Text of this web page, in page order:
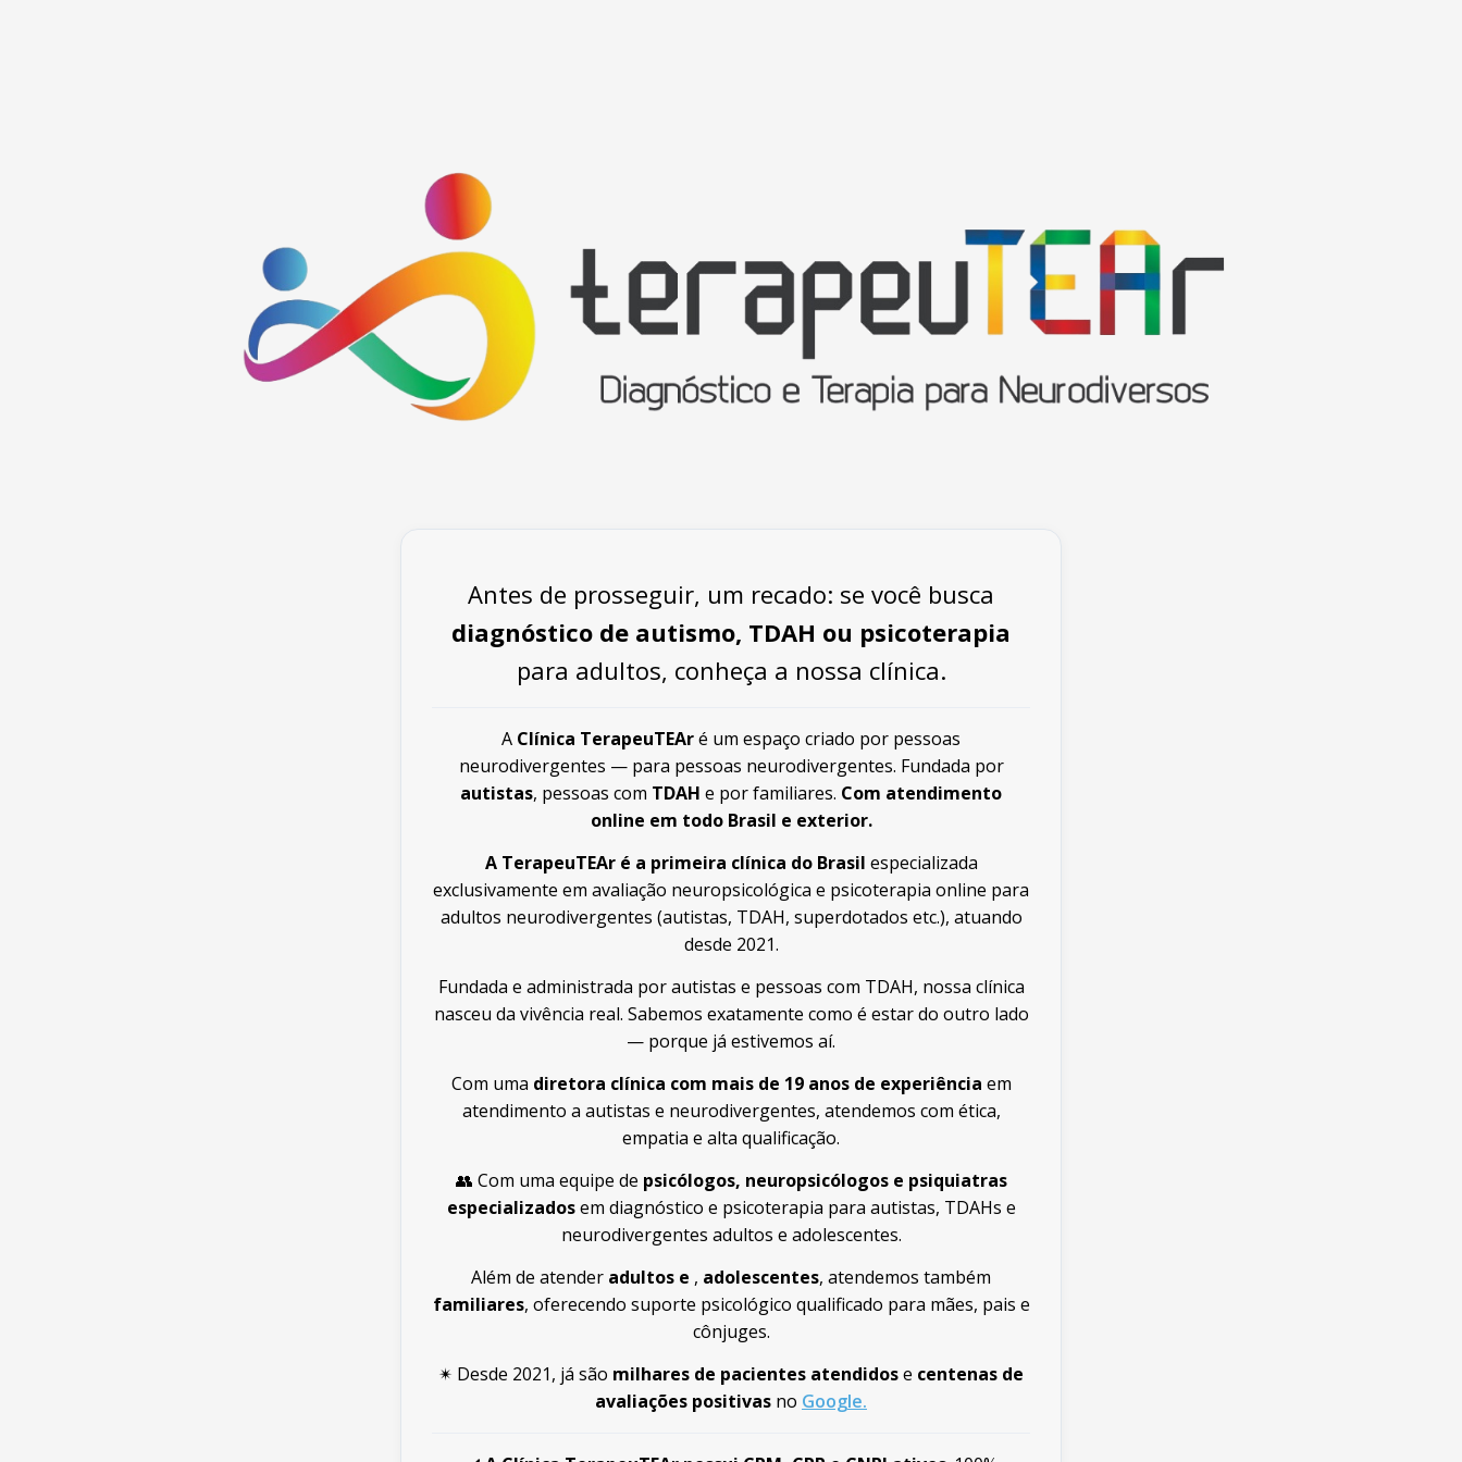
Antes de prosseguir, um recado: se você busca
diagnóstico de autismo, TDAH ou psicoterapia
para adultos, conheça a nossa clínica.
A Clínica TerapeuTEAré um espaço criado por pessoas
neurodivergentes — para pessoas neurodivergentes. Fundada por
autistas, pessoas com TDAH e por familiares. Com atendimento
online em todo Brasil e exterior.
A TerapeuTEAr é a primeira clínica do Brasil especializada
exclusivamente em avaliação neuropsicológica e psicoterapia online para
adultos neurodivergentes (autistas, TDAH, superdotados etc.), atuando
desde 2021.
Fundada e administrada por autistas e pessoas com TDAH, nossa clínica
nasceu da vivência real. Sabemos exatamente como é estar do outro lado
— porque já estivemos aí.
Com uma diretora clínica com mais de 19 anos de experiência em
atendimento a autistas e neurodivergentes, atendemos com ética,
empatia e alta qualificação.
👥 Com uma equipe de psicólogos, neuropsicólogos e psiquiatras
especializadosem diagnóstico e psicoterapia para autistas, TDAHs e
neurodivergentes adultos e adolescentes.
Além de atender adultos e , adolescentes, atendemos também
familiares, oferecendo suporte psicológico qualificado para mães, pais e
cônjuges.
✴ Desde 2021, já são milhares de pacientes atendidose centenas de
avaliações positivas no Google.